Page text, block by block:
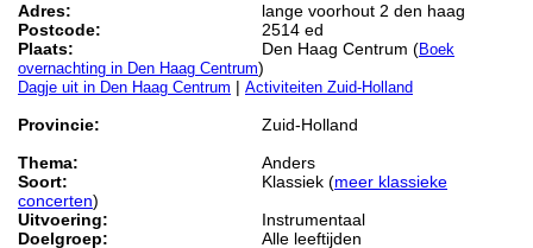
Adres:
lange voorhout 2 den haag
Postcode:
2514 ed
Plaats:
Den Haag Centrum (Boek
overnachting in Den Haag Centrum)
Dagje uit in Den Haag Centrum | Activiteiten Zuid-Holland
Provincie:
Zuid-Holland
Thema:
Anders
Soort:
Klassiek (meer klassieke
concerten)
Uitvoering:
Instrumentaal
Doelgroep:
Alle leeftijden